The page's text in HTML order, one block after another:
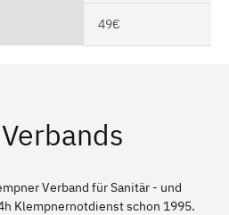
49€
Verband für Sanitär - und
Klempnernotdienst schon 1995.